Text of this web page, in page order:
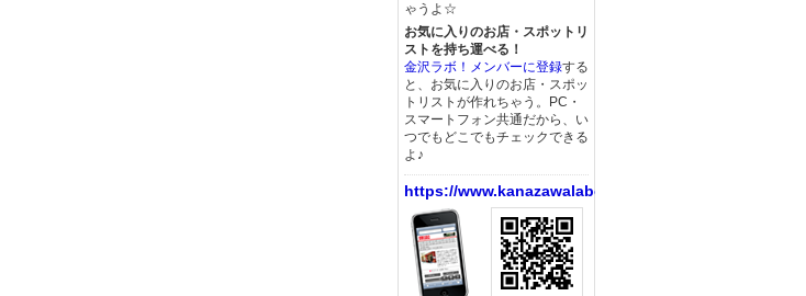
ゃうよ☆
お気に入りのお店・スポットリ
ストを持ち運べる！
金沢ラボ！メンバーに登録する
と、お気に入りのお店・スポッ
トリストが作れちゃう。PC・
スマートフォン共通だから、い
つでもどこでもチェックできる
よ♪
https://www.kanazawalabo.net/